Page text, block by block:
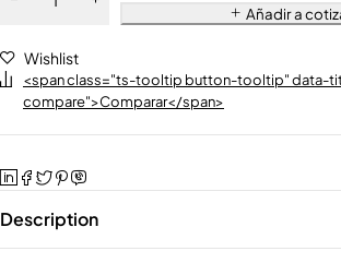
Añadir a
Wishlist
<span class="ts-tooltip button-tooltip" data-
compare">Comparar</span>
Description